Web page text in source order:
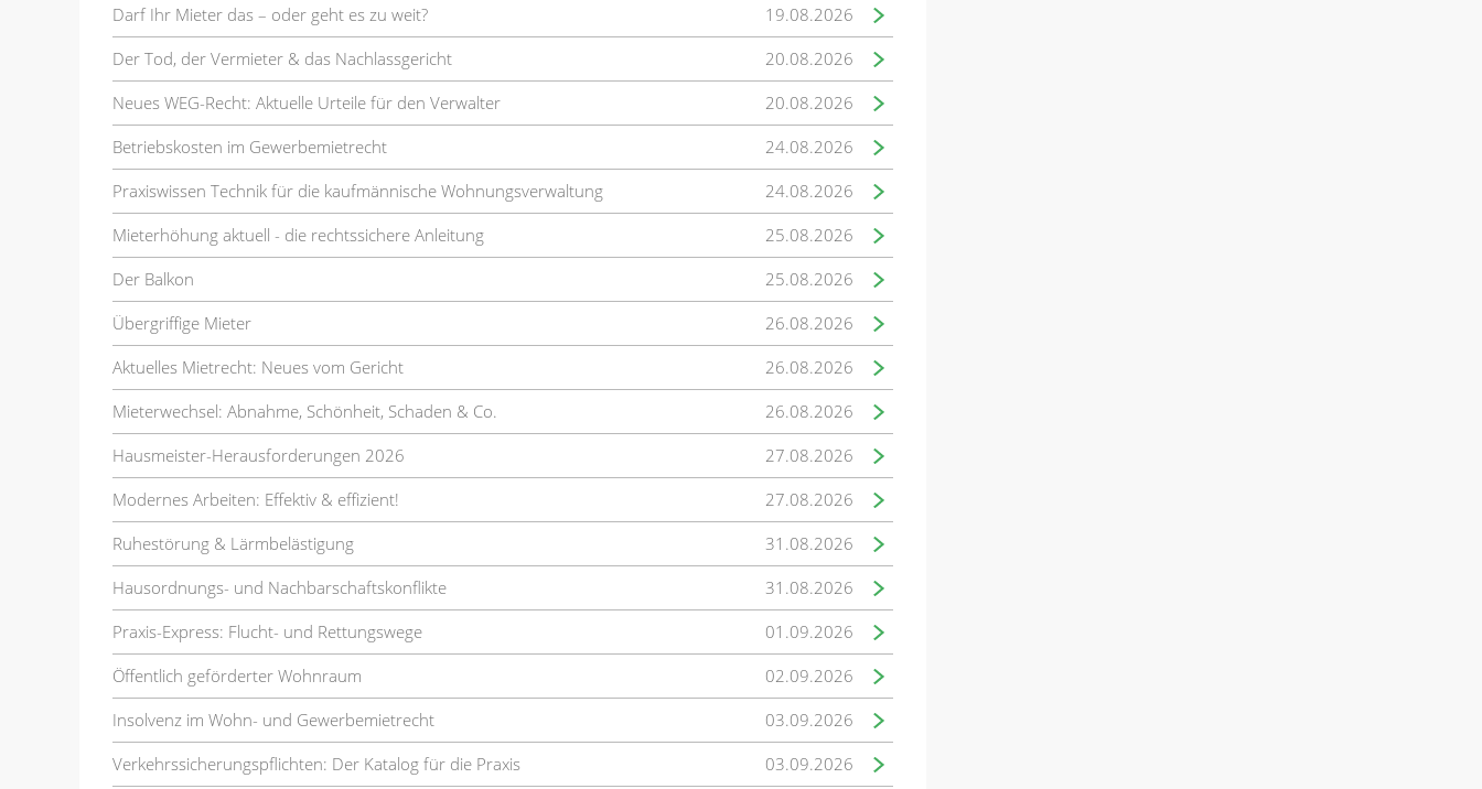
Darf Ihr Mieter das – oder geht es zu weit?
19.08.2026
Der Tod, der Vermieter & das Nachlassgericht
20.08.2026
Neues WEG-Recht: Aktuelle Urteile für den Verwalter
20.08.2026
Betriebskosten im Gewerbemietrecht
24.08.2026
Praxiswissen Technik für die kaufmännische Wohnungsverwaltung
24.08.2026
Mieterhöhung aktuell - die rechtssichere Anleitung
25.08.2026
Der Balkon
25.08.2026
Übergriffige Mieter
26.08.2026
Aktuelles Mietrecht: Neues vom Gericht
26.08.2026
Mieterwechsel: Abnahme, Schönheit, Schaden & Co.
26.08.2026
Hausmeister-Herausforderungen 2026
27.08.2026
Modernes Arbeiten: Effektiv & effizient!
27.08.2026
Ruhestörung & Lärmbelästigung
31.08.2026
Hausordnungs- und Nachbarschaftskonflikte
31.08.2026
Praxis-Express: Flucht- und Rettungswege
01.09.2026
Öffentlich geförderter Wohnraum
02.09.2026
Insolvenz im Wohn- und Gewerbemietrecht
03.09.2026
Verkehrssicherungspflichten: Der Katalog für die Praxis
03.09.2026